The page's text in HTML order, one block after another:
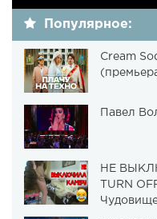
Популярное:
Cream
Павел
НЕ
TURN